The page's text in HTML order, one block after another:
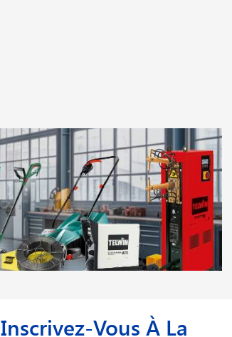
Inscrivez-Vous À La